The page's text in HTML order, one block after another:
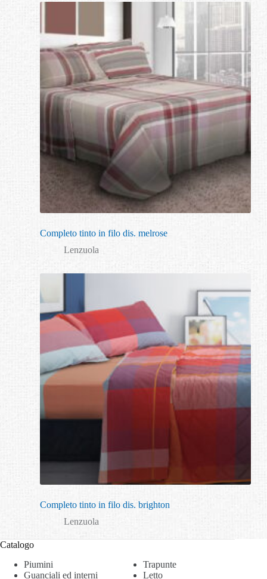
Completo tinto in filo dis. melrose
Lenzuola
Completo tinto in filo dis. brighton
Lenzuola
Catalogo
Piumini
Trapunte
Guanciali ed interni
Letto